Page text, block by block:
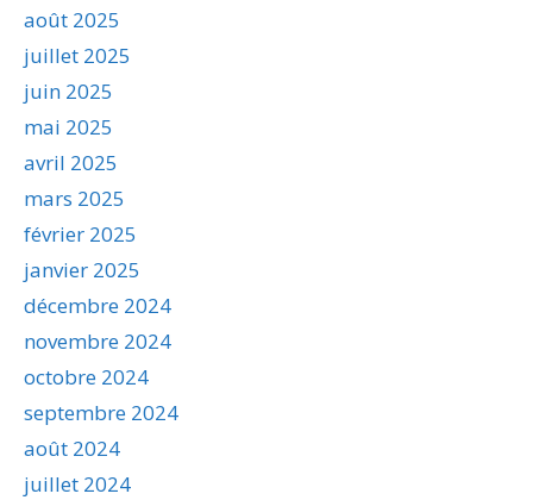
août 2025
juillet 2025
juin 2025
mai 2025
avril 2025
mars 2025
février 2025
janvier 2025
décembre 2024
novembre 2024
octobre 2024
septembre 2024
août 2024
juillet 2024